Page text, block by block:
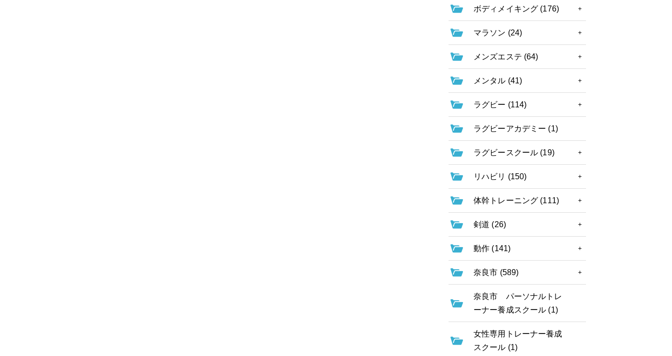
ボディメイキング (176)
マラソン (24)
メンズエステ (64)
メンタル (41)
ラグビー (114)
ラグビーアカデミー (1)
ラグビースクール (19)
リハビリ (150)
体幹トレーニング (111)
剣道 (26)
動作 (141)
奈良市 (589)
奈良市 パーソナルトレ
ーナー養成スクール (1)
女性専用トレーナー養成
スクール (1)